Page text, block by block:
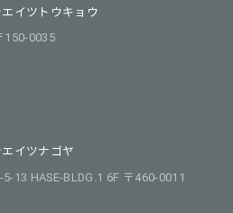
イツトウキョウ
150-0035
イツナゴヤ
13 HASE-BLDG.1 6F 〒460-0011